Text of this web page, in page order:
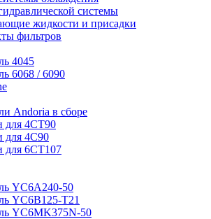
системы
жидкости и присадки
фильтров
4045
6068 / 6090
Andoria в сборе
для 4CT90
для 4С90
для 6CT107
YC6A240-50
YC6B125-T21
YC6MK375N-50